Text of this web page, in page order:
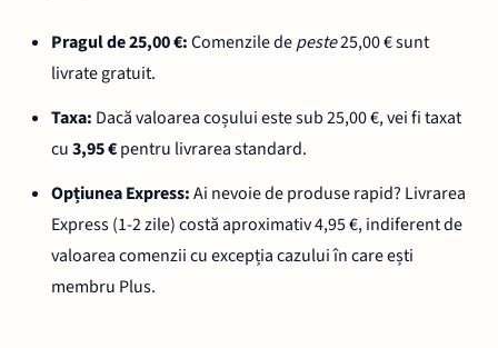
Pragul de 25,00 €:Comenzile depeste25,00 € sunt
livrate gratuit.
Taxa: Dacă valoarea coșului este sub 25,00 €, vei fi taxat
cu3,95 €pentru livrarea standard.
Opțiunea Express:Ai nevoie de produse rapid? Livrarea
Express (1-2 zile) costă aproximativ 4,95 €, indiferent de
valoarea comenzii cu excepția cazului în care ești
membru Plus.